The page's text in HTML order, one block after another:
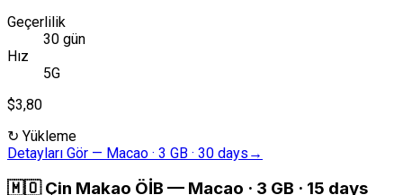
Geçerlilik
30 gün
Hız
5G
$3,80
↻ Yükleme
Detayları Gör — Macao · 3 GB · 30 days →
🇲🇴 Çin Makao ÖİB — Macao · 3 GB · 15 days